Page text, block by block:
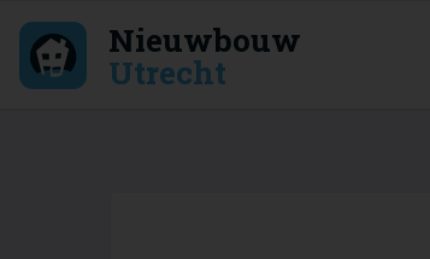
Nieuwbouw
Utrecht